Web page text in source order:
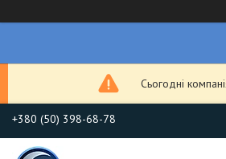
Сьогодні
+380 (50) 398-68-78